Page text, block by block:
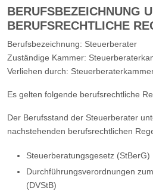
BERUFSBEZEICHNUNG
BERUFSRECHTLICHE
Berufsbezeichnung: Steuerberater
Zuständige Kammer:
Verliehen durch:
Es gelten folgende berufsrechtliche
Der Berufsstand der Steuerberater
nachstehenden berufsrechtlichen
Steuerberatungsgesetz (StBerG)
Durchführungsverordnungen
(DVStB)